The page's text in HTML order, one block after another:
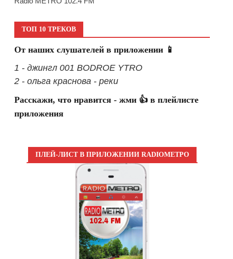
ТОП 10 ТРЕКОВ
От наших слушателей в приложении 📱
1 - джингл 001 BODROE YTRO
2 - ольга краснова - реки
Расскажи, что нравится - жми 👍 в плейлисте
приложения
ПЛЕЙ-ЛИСТ В ПРИЛОЖЕНИИ RADIOМЕТРО